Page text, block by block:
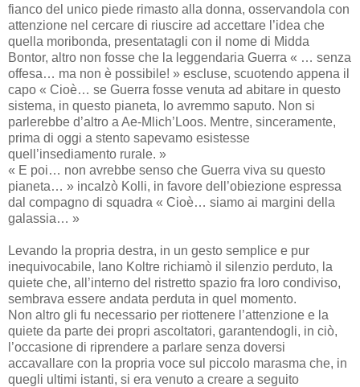
fianco del unico piede rimasto alla donna, osservandola con
attenzione nel cercare di riuscire ad accettare l’idea che
quella moribonda, presentatagli con il nome di Midda
Bontor, altro non fosse che la leggendaria Guerra « … senza
offesa… ma non è possibile! » escluse, scuotendo appena il
capo « Cioè… se Guerra fosse venuta ad abitare in questo
sistema, in questo pianeta, lo avremmo saputo. Non si
parlerebbe d’altro a Ae-Mlich’Loos. Mentre, sinceramente,
prima di oggi a stento sapevamo esistesse
quell’insediamento rurale. »
« E poi… non avrebbe senso che Guerra viva su questo
pianeta… » incalzò Kolli, in favore dell’obiezione espressa
dal compagno di squadra « Cioè… siamo ai margini della
galassia… »
Levando la propria destra, in un gesto semplice e pur
inequivocabile, Iano Koltre richiamò il silenzio perduto, la
quiete che, all’interno del ristretto spazio fra loro condiviso,
sembrava essere andata perduta in quel momento.
Non altro gli fu necessario per riottenere l’attenzione e la
quiete da parte dei propri ascoltatori, garantendogli, in ciò,
l’occasione di riprendere a parlare senza doversi
accavallare con la propria voce sul piccolo marasma che, in
quegli ultimi istanti, si era venuto a creare a seguito